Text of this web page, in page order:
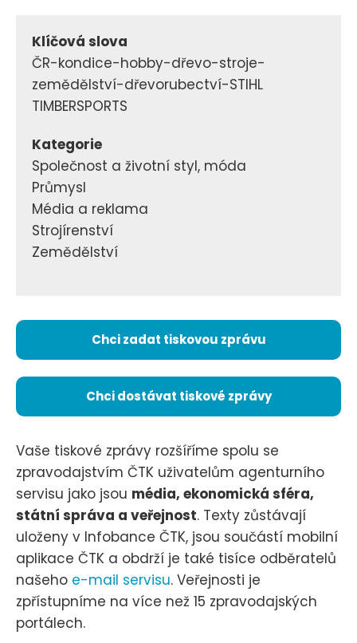
Klíčová slova
ČR-kondice-hobby-dřevo-stroje-
zemědělství-dřevorubectví-STIHL
TIMBERSPORTS
Kategorie
Společnost a životní styl, móda
Průmysl
Média a reklama
Strojírenství
Zemědělství
Chci zadat tiskovou zprávu
Chci dostávat tiskové zprávy
Vaše tiskové zprávy rozšíříme spolu se
zpravodajstvím ČTK uživatelům agenturního
servisu jako jsou média, ekonomická sféra,
státní správa a veřejnost. Texty zůstávají
uloženy v Infobance ČTK, jsou součástí mobilní
aplikace ČTK a obdrží je také tisíce odběratelů
našeho e-mail servisu. Veřejnosti je
zpřístupníme na více než 15 zpravodajských
portálech.